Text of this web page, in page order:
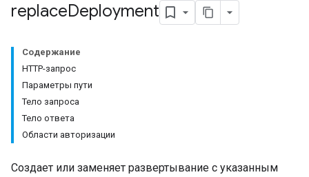
replaceDeployment
Содержание
HTTP-запрос
Параметры пути
Тело запроса
Тело ответа
Области авторизации
Создает или заменяет развертывание с указанным